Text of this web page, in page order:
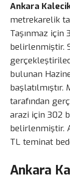
Ankara
metrekarelik
Taşınmaz
belirlenmiştir.
bulunan
tarafından
arazi için 302
belirlenmiştir.
TL teminat
Ankara